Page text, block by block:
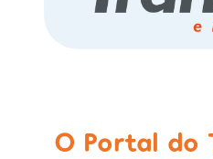
O Portal do